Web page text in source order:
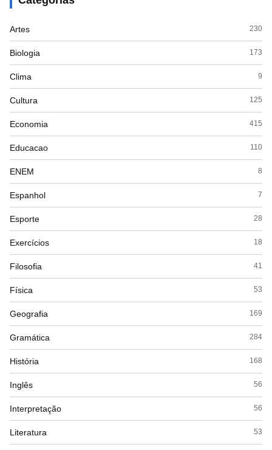
Artes 230
Biologia 173
Clima 9
Cultura 125
Economia 415
Educacao 110
ENEM 8
Espanhol 7
Esporte 28
Exercícios 18
Filosofia 41
Física 53
Geografia 169
Gramática 284
História 168
Inglês 56
Interpretação 56
Literatura 53